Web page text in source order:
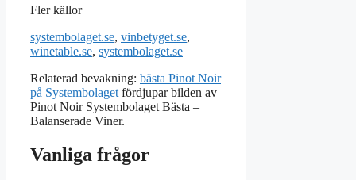
Fler källor
systembolaget.se, vinbetyget.se,
winetable.se, systembolaget.se
Relaterad bevakning: bästa Pinot Noir
på Systembolaget fördjupar bilden av
Pinot Noir Systembolaget Bästa –
Balanserade Viner.
Vanliga frågor